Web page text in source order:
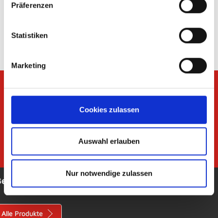
Präferenzen
Statistiken
Marketing
Cookies zulassen
Auswahl erlauben
Nur notwendige zulassen
-€
BBK
Alle Produkte